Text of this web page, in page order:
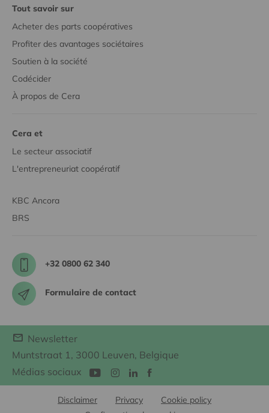
Tout savoir sur
Acheter des parts coopératives
Profiter des avantages sociétaires
Soutien à la société
Codécider
À propos de Cera
Cera et
Le secteur associatif
L'entrepreneuriat coopératif
KBC Ancora
BRS
+32 0800 62 340
Formulaire de contact
Newsletter
Muntstraat 1, 3000 Leuven, Belgique
Médias sociaux
Disclaimer Privacy
Cookie policy